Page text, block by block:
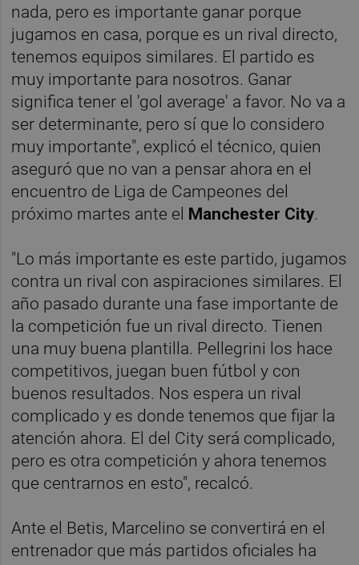
nada, pero es importante ganar porque
jugamos en casa, porque es un rival directo,
tenemos equipos similares. El partido es
muy importante para nosotros. Ganar
significa tener el 'gol average' a favor. No va a
ser determinante, pero sí que lo considero
muy importante", explicó el técnico, quien
aseguró que no van a pensar ahora en el
encuentro de Liga de Campeones del
próximo martes ante el Manchester City.
"Lo más importante es este partido, jugamos
contra un rival con aspiraciones similares. El
año pasado durante una fase importante de
la competición fue un rival directo. Tienen
una muy buena plantilla. Pellegrini los hace
competitivos, juegan buen fútbol y con
buenos resultados. Nos espera un rival
complicado y es donde tenemos que fijar la
atención ahora. El del City será complicado,
pero es otra competición y ahora tenemos
que centrarnos en esto", recalcó.
Ante el Betis, Marcelino se convertirá en el
entrenador que más partidos oficiales ha